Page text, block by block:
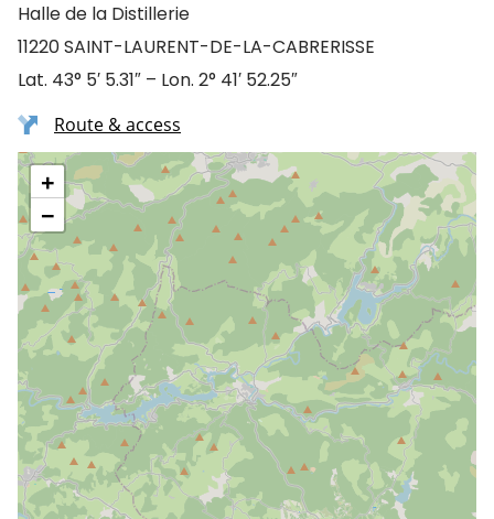
Halle de la Distillerie
11220 SAINT-LAURENT-DE-LA-CABRERISSE
Lat. 43° 5′ 5.31″ – Lon. 2° 41′ 52.25″
Route & access
+
−